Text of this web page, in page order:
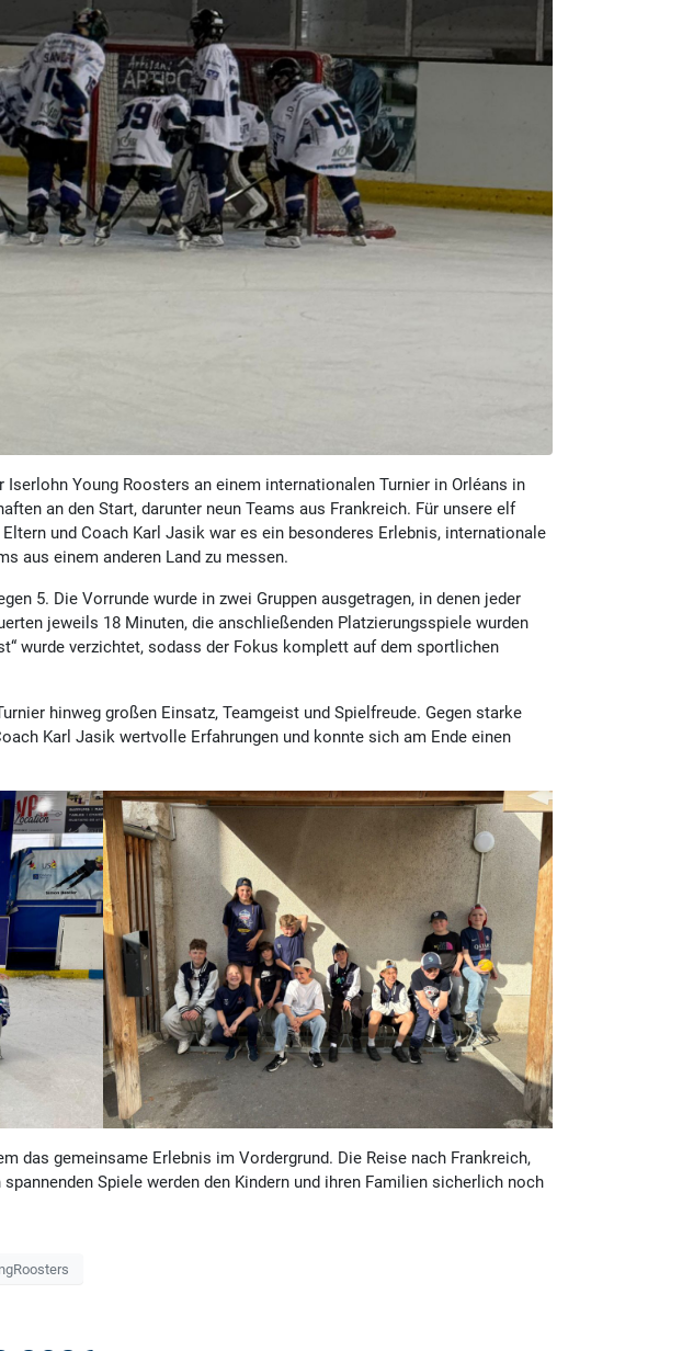
Iserlohn Young Roosters an einem internationalen Turnier in Orléans in
an den Start, darunter neun Teams aus Frankreich. Für unsere elf
und Coach Karl Jasik war es ein besonderes Erlebnis, internationale
aus einem anderen Land zu messen.
5. Die Vorrunde wurde in zwei Gruppen ausgetragen, in denen jeder
jeweils 18 Minuten, die anschließenden Platzierungsspiele wurden
wurde verzichtet, sodass der Fokus komplett auf dem sportlichen
hinweg großen Einsatz, Teamgeist und Spielfreude. Gegen starke
Karl Jasik wertvolle Erfahrungen und konnte sich am Ende einen
das gemeinsame Erlebnis im Vordergrund. Die Reise nach Frankreich,
Spiele werden den Kindern und ihren Familien sicherlich noch